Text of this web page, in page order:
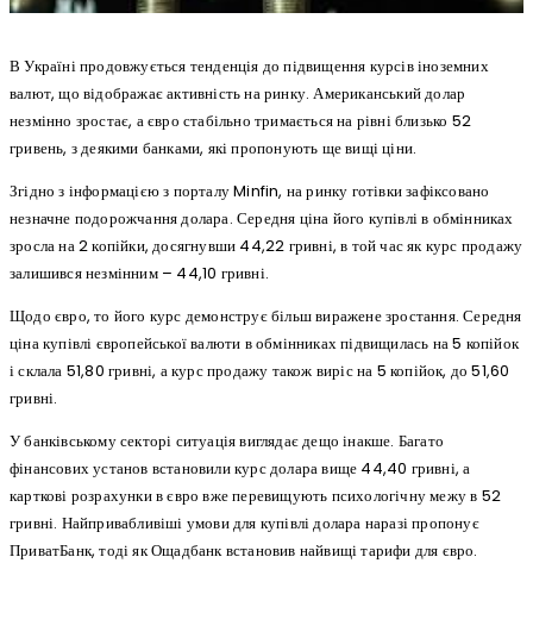
В Україні продовжується тенденція до підвищення курсів іноземних
валют, що відображає активність на ринку. Американський долар
незмінно зростає, а євро стабільно тримається на рівні близько 52
гривень, з деякими банками, які пропонують ще вищі ціни.
Згідно з інформацією з порталу Minfin, на ринку готівки зафіксовано
незначне подорожчання долара. Середня ціна його купівлі в обмінниках
зросла на 2 копійки, досягнувши 44,22 гривні, в той час як курс продажу
залишився незмінним – 44,10 гривні.
Щодо євро, то його курс демонструє більш виражене зростання. Середня
ціна купівлі європейської валюти в обмінниках підвищилась на 5 копійок
і склала 51,80 гривні, а курс продажу також виріс на 5 копійок, до 51,60
гривні.
У банківському секторі ситуація виглядає дещо інакше. Багато
фінансових установ встановили курс долара вище 44,40 гривні, а
карткові розрахунки в євро вже перевищують психологічну межу в 52
гривні. Найпривабливіші умови для купівлі долара наразі пропонує
ПриватБанк, тоді як Ощадбанк встановив найвищі тарифи для євро.